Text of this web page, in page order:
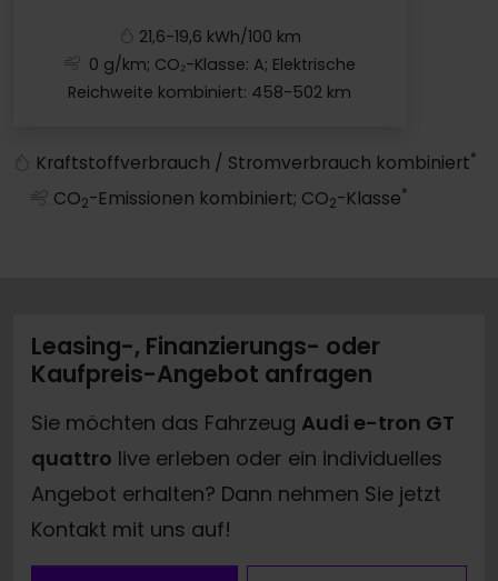
21,6-19,6 kWh/100 km
0 g/km; CO₂-Klasse: A; Elektrische
Reichweite kombiniert: 458-502 km
Kraftstoffverbrauch / Stromverbrauch kombiniert*
CO2-Emissionen kombiniert; CO2-Klasse*
Leasing-, Finanzierungs- oder
Kaufpreis-Angebot anfragen
Sie möchten das Fahrzeug Audi e-tron GT
quattro live erleben oder ein individuelles
Angebot erhalten? Dann nehmen Sie jetzt
Kontakt mit uns auf!